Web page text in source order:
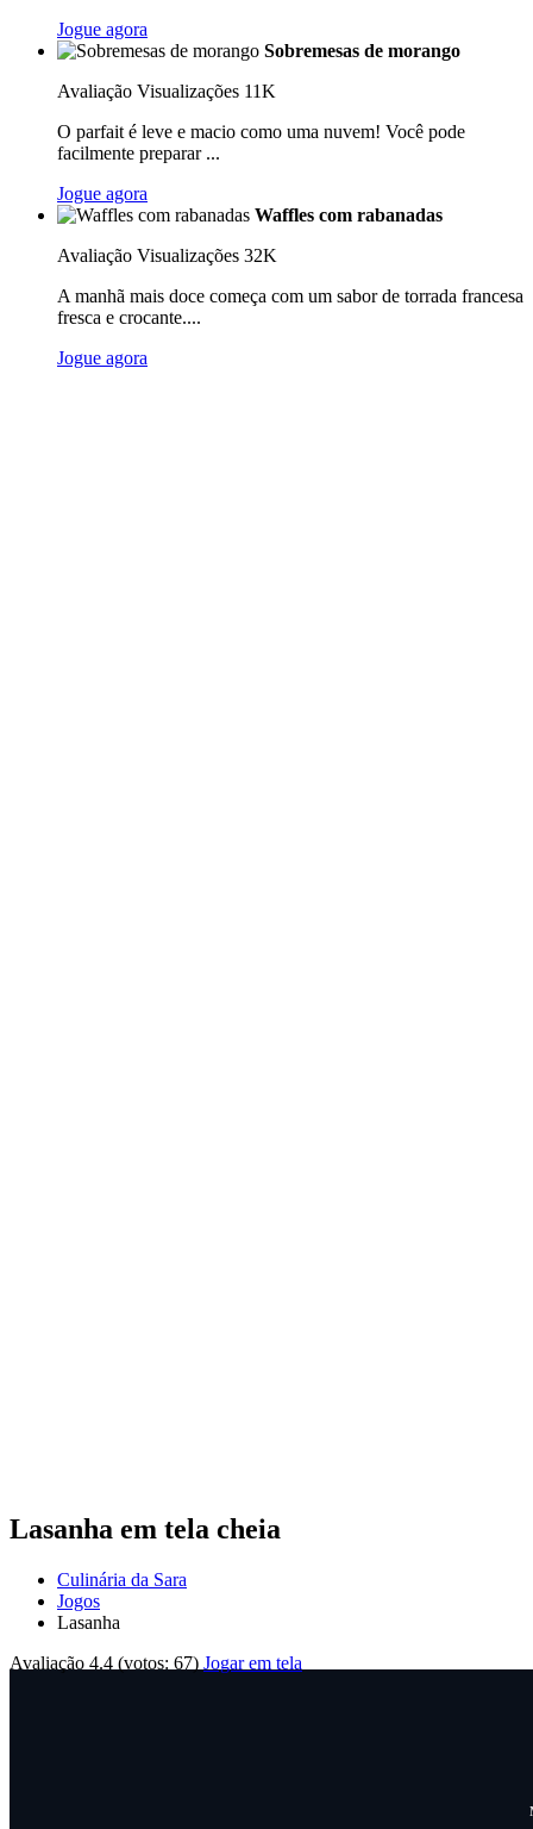
Jogue agora
Sobremesas de morango
Avaliação Visualizações 11K
O parfait é leve e macio como uma nuvem! Você pode
facilmente preparar ...
Jogue agora
Waffles com rabanadas
Avaliação Visualizações 32K
A manhã mais doce começa com um sabor de torrada francesa
fresca e crocante....
Jogue agora
Lasanha em tela cheia
Culinária da Sara
Jogos
Lasanha
Avaliação 4.4 (votos: 67) Jogar em tela